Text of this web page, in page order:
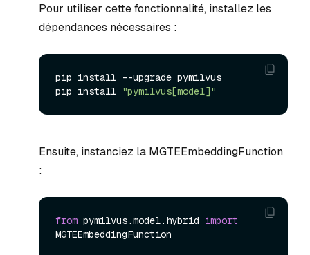
Pour utiliser cette fonctionnalité, installez les
dépendances nécessaires :
pip install --upgrade pymilvus
pip install "pymilvus[model]"
Ensuite, instanciez la MGTEEmbeddingFunction
:
from pymilvus.model.hybrid import
MGTEEmbeddingFunction